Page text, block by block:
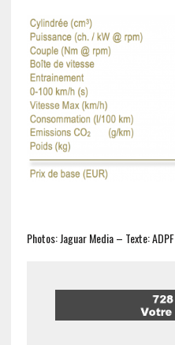
Photos: Jaguar Media – Texte: ADPF